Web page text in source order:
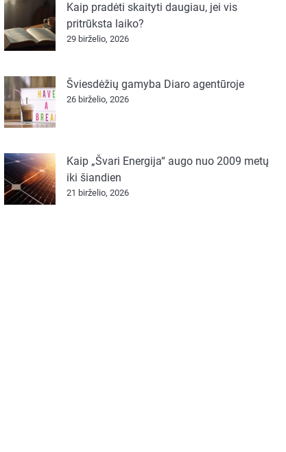
Kaip pradėti skaityti daugiau, jei vis
pritrūksta laiko?
29 birželio, 2026
Šviesdėžių gamyba Diaro agentūroje
26 birželio, 2026
Kaip „Švari Energija“ augo nuo 2009 metų
iki šiandien
21 birželio, 2026